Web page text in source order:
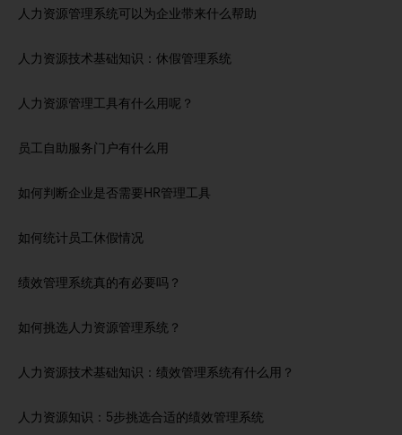
人力资源管理系统可以为企业带来什么帮助
人力资源技术基础知识：休假管理系统
人力资源管理工具有什么用呢？
员工自助服务门户有什么用
如何判断企业是否需要HR管理工具
如何统计员工休假情况
绩效管理系统真的有必要吗？
如何挑选人力资源管理系统？
人力资源技术基础知识：绩效管理系统有什么用？
人力资源知识：5步挑选合适的绩效管理系统